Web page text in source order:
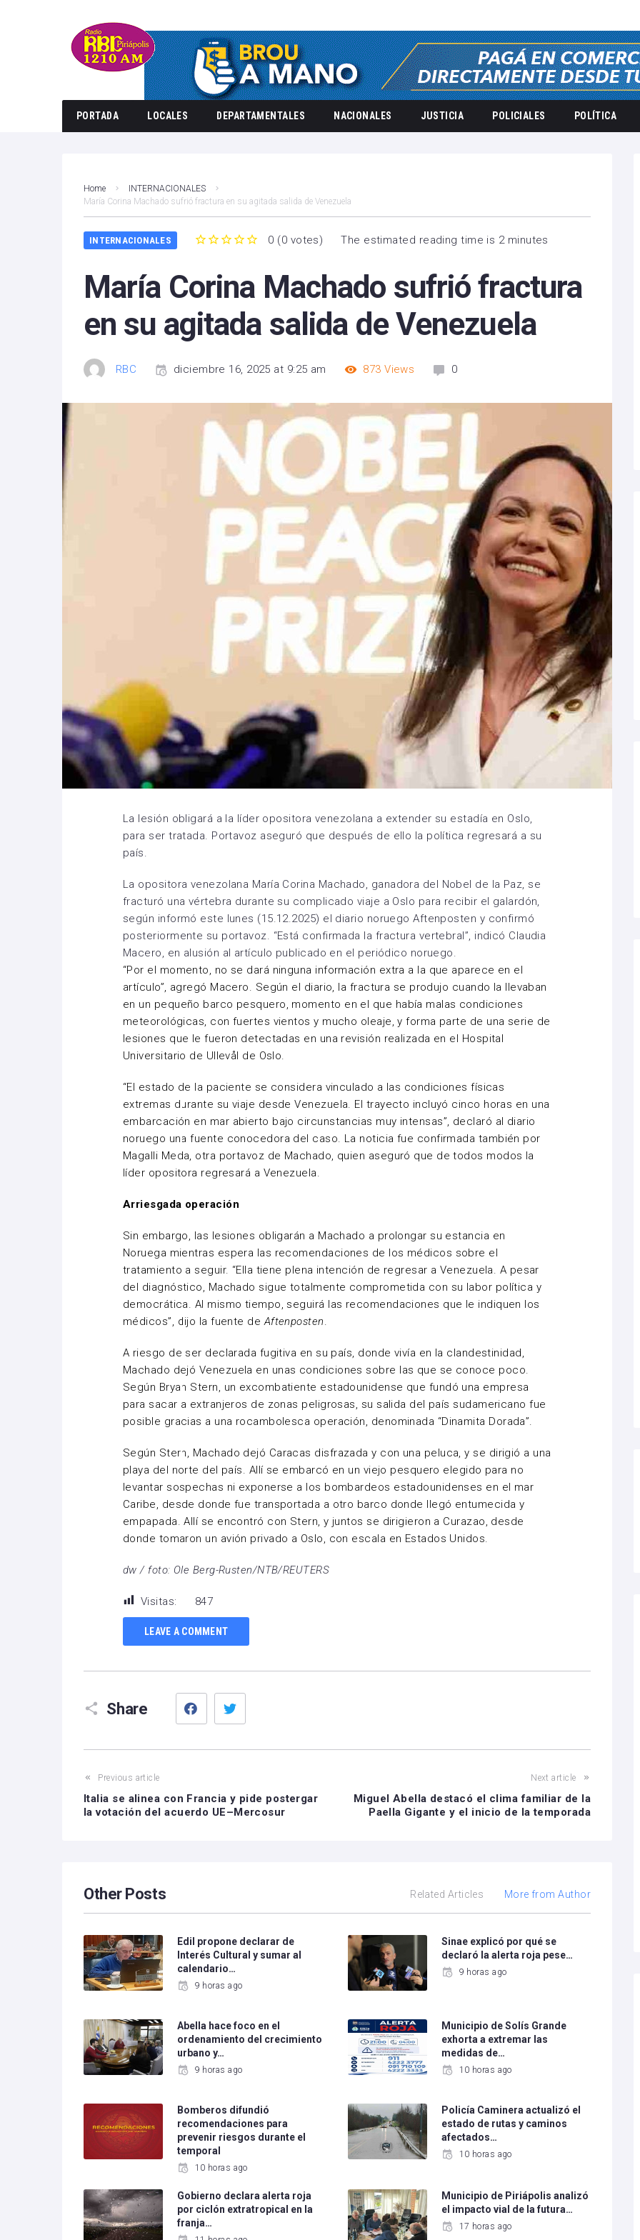
PORTADA LOCALES DEPARTAMENTALES NACIONALES JUSTICIA POLICIALES POLÍTICA
Home
INTERNACIONALES
María Corina Machado sufrió fractura en su agitada salida de Venezuela
INTERNACIONALES 0 (0 votes) The estimated reading time is 2 minutes
María Corina Machado sufrió fractura
en su agitada salida de Venezuela
RBC diciembre 16, 2025 at 9:25 am 873 Views 0
La lesión obligará a la líder opositora venezolana a extender su estadía en Oslo,
para ser tratada. Portavoz aseguró que después de ello la política regresará a su
país.
La opositora venezolana María Corina Machado, ganadora del Nobel de la Paz, se
fracturó una vértebra durante su complicado viaje a Oslo para recibir el galardón,
según informó este lunes (15.12.2025) el diario noruego Aftenposten y confirmó
posteriormente su portavoz. “Está confirmada la fractura vertebral”, indicó Claudia
Macero, en alusión al artículo publicado en el periódico noruego.
“Por el momento, no se dará ninguna información extra a la que aparece en el
artículo”, agregó Macero. Según el diario, la fractura se produjo cuando la llevaban
en un pequeño barco pesquero, momento en el que había malas condiciones
meteorológicas, con fuertes vientos y mucho oleaje, y forma parte de una serie de
lesiones que le fueron detectadas en una revisión realizada en el Hospital
Universitario de Ullevål de Oslo.
“El estado de la paciente se considera vinculado a las condiciones físicas
extremas durante su viaje desde Venezuela. El trayecto incluyó cinco horas en una
embarcación en mar abierto bajo circunstancias muy intensas”, declaró al diario
noruego una fuente conocedora del caso. La noticia fue confirmada también por
Magalli Meda, otra portavoz de Machado, quien aseguró que de todos modos la
líder opositora regresará a Venezuela.
Arriesgada operación
Sin embargo, las lesiones obligarán a Machado a prolongar su estancia en
Noruega mientras espera las recomendaciones de los médicos sobre el
tratamiento a seguir. “Ella tiene plena intención de regresar a Venezuela. A pesar
del diagnóstico, Machado sigue totalmente comprometida con su labor política y
democrática. Al mismo tiempo, seguirá las recomendaciones que le indiquen los
médicos”, dijo la fuente deAftenposten.
A riesgo de ser declarada fugitiva en su país, donde vivía en la clandestinidad,
Machado dejó Venezuela en unas condiciones sobre las que se conoce poco.
Según Bryan Stern, un excombatiente estadounidense que fundó una empresa
para sacar a extranjeros de zonas peligrosas, su salida del país sudamericano fue
posible gracias a una rocambolesca operación, denominada “Dinamita Dorada”.
Según Stern, Machado dejó Caracas disfrazada y con una peluca, y se dirigió a una
playa del norte del país. Allí se embarcó en un viejo pesquero elegido para no
levantar sospechas ni exponerse a los bombardeos estadounidenses en el mar
Caribe, desde donde fue transportada a otro barco donde llegó entumecida y
empapada. Allí se encontró con Stern, y juntos se dirigieron a Curazao, desde
donde tomaron un avión privado a Oslo, con escala en Estados Unidos.
dw / foto: Ole Berg-Rusten/NTB/REUTERS
Visitas: 847
LEAVE A COMMENT
Share
Facebook
Previous article
Italia se alinea con Francia y pide postergar
la votación del acuerdo UE–Mercosur
Next article
Miguel Abella destacó el clima familiar de la
Paella Gigante y el inicio de la temporada
Other Posts Related Articles More from Author
Edil propone declarar de
Interés Cultural y sumar al
calendario…
9 horas ago
Sinae explicó por qué se
declaró la alerta roja pese…
9 horas ago
Abella hace foco en el
ordenamiento del crecimiento
urbano y…
9 horas ago
Municipio de Solís Grande
exhorta a extremar las
medidas de…
10 horas ago
Bomberos difundió
recomendaciones para
prevenir riesgos durante el
temporal
10 horas ago
Policía Caminera actualizó el
estado de rutas y caminos
afectados…
10 horas ago
Gobierno declara alerta roja
por ciclón extratropical en la
franja…
Municipio de Piriápolis analizó
el impacto vial de la futura…
17 horas ago